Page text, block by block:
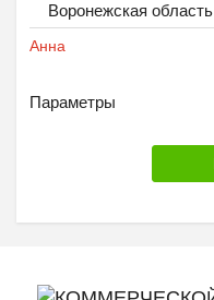
Воронежская область
Анна
Параметры